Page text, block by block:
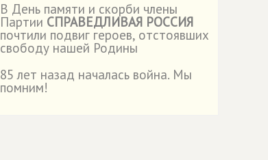
В День памяти и скорби члены
Партии СПРАВЕДЛИВАЯ РОССИЯ
почтили подвиг героев, отстоявших
свободу нашей Родины
85 лет назад началась война. Мы
помним!